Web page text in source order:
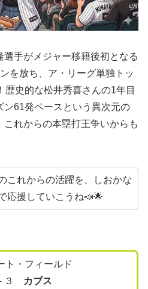
手がメジャー移籍後初となる
を放ち、ア・リーグ単独トッ
歴史的な松井秀喜さんの1年目
61発ペースという異次元の
れからの本塁打王争いからも
これからの活躍を、しおかな
応援していこうね📣🌟
ト・フィールド
３ カブス